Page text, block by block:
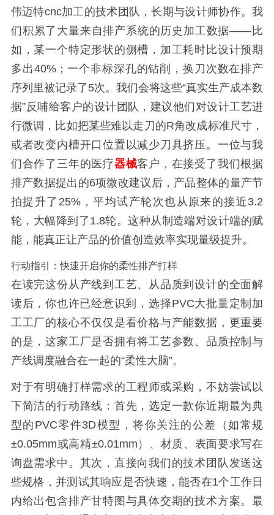
伟迈特cnc加工的技术团队，长期与设计师协作。我
们积累了大量来自排产系统的历史加工数据——比
如，某一个特定形状的侧槽，加工耗时比设计预期
多出40%；一个非标深孔的钻削，换刀次数在排产
序列里被记录了5次。我们会将这些“真实生产成本数
据”反哺给客户的设计团队，建议他们对设计工艺进
行微调，比如把某些难以走刀的R角改成标准尺寸，
或者改变内槽开口位置以减少刀具挤压。一位与我
们合作了三年的医疗器械客户，在接受了我们根据
排产数据提出的6项微改建议后，产品整体的量产节
拍提升了25%，平均试产轮次也从原来的接近3.2
轮，大幅降到了1.8轮。这种从制造端对设计端的赋
能，能真正让产品的价值创造效率实现量级提升。
行动指引：快速开启你的柔性排产打样
在读完这份从产线到工艺、从品质到设计的全面解
读后，你也许已经意识到，选择PVC大批量定制加
工工厂的核心不仅仅是看价格与产能数据，更重要
的是，这家工厂是否拥有将工艺参数、品质控制与
产线调度融合在一起的“柔性大脑”。
对于有明确打样需求的工程师或采购，不妨尝试以
下简洁的行动路线：首先，选定一款你近期最为典
型的PVC零件3D模型，将你关注的公差（如常规
±0.05mm或高精±0.01mm）、材质、表面要求写在
询盘需求中。其次，直接向我们的技术团队发送这
些规格，并测试其响应是否快速，能否在1个工作日
内给出包含排产甘特图与具体交期的技术方案。最